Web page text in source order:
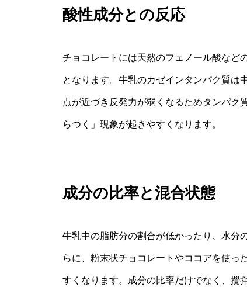
酸性成分との反応
チョコレートには天然のフェノール酸など
となります。牛乳のカゼインタンパク質は
点が近づき反発力が弱くなるためタンパク
らつく」現象が起きやすくなります。
成分の比率と混合状態
牛乳中の脂肪分の割合が低かったり、水分
らに、粉末状チョコレートやココアを使っ
すくなります。成分の比率だけでなく、攪